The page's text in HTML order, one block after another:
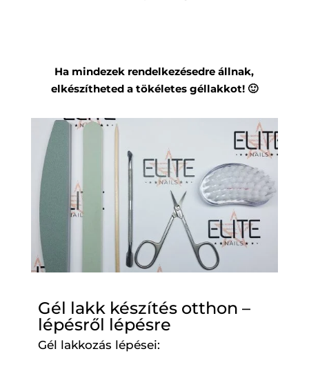
Ha mindezek rendelkezésedre állnak,
elkészítheted a tökéletes géllakkot! 🙂
Gél lakk készítés otthon –
lépésről lépésre
Gél lakkozás lépései: